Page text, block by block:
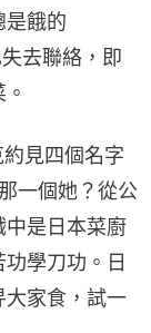
是餓的
去聯絡，即
見四個名字
一個她？從公
中是日本菜廚
學刀功。日
大家食，試一